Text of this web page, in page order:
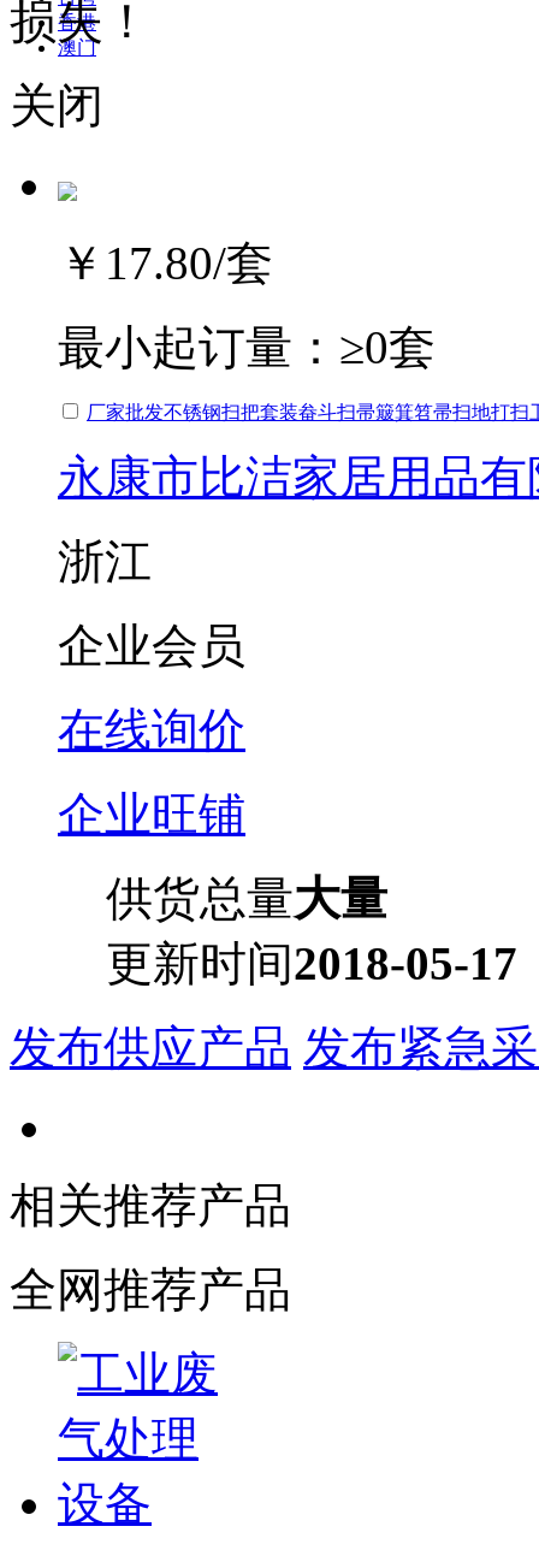
香港
澳门
损失！
关闭
￥17.80/套
最小起订量： ≥0套
厂家批发不锈钢扫把套装畚斗扫帚簸箕笤帚扫地打扫
永康市比洁家居用品
浙江
企业会员
在线询价
企业旺铺
供货总量大量
更新时间2018-05-17
发布供应产品 发布紧急
相关推荐产品
全网推荐产品